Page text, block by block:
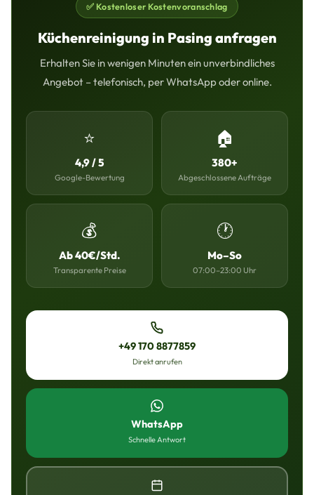
✅ Kostenloser Kostenvoranschlag
Küchenreinigung in Pasing anfragen
Erhalten Sie in wenigen Minuten ein unverbindliches
Angebot – telefonisch, per WhatsApp oder online.
⭐
4,9 / 5
Google-Bewertung
🏠
380+
Abgeschlossene Aufträge
💰
Ab 40€/Std.
Transparente Preise
🕐
Mo–So
07:00–23:00 Uhr
+49 170 8877859
Direkt anrufen
WhatsApp
Schnelle Antwort